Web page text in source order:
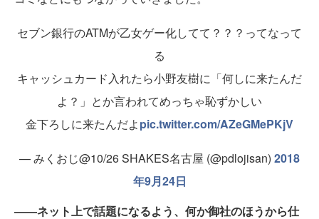
セブン銀行のATMが乙女ゲー化してて？？？ってなって
る
キャッシュカード入れたら小野友樹に「何しに来たんだ
よ？」とか言われてめっちゃ恥ずかしい
金下ろしに来たんだよpic.twitter.com/AZeGMePKjV
— みくおじ@10/26 SHAKES名古屋 (@pdlojisan) 2018
年9月24日
――ネット上で話題になるよう、何か御社のほうから仕